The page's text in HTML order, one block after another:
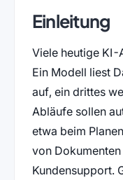
Einleitung
Viele heutige KI-
Ein Modell liest
auf, ein drittes
Abläufe sollen
etwa beim
von
Kundensupport.